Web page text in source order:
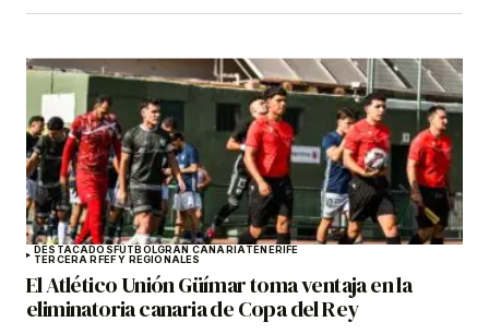
DESTACADOS FÚTBOLGRAN CANARIATENERIFE
TERCERA RFEF Y REGIONALES
El Atlético Unión Güímar toma ventaja en la
eliminatoria canaria de Copa del Rey